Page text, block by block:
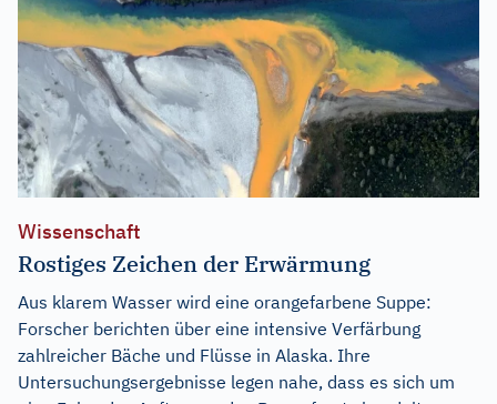
Wissenschaft
Rostiges Zeichen der Erwärmung
Aus klarem Wasser wird eine orangefarbene Suppe:
Forscher berichten über eine intensive Verfärbung
zahlreicher Bäche und Flüsse in Alaska. Ihre
Untersuchungsergebnisse legen nahe, dass es sich um